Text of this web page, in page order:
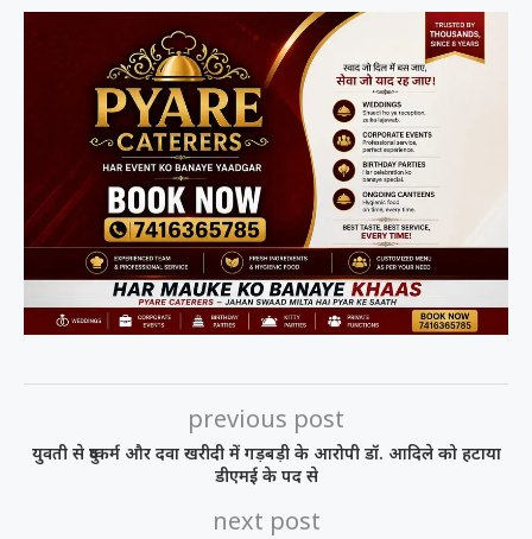
previous post
युवती से दुष्कर्म और दवा खरीदी में गड़बड़ी के आरोपी डॉ. आदिले को हटाया
डीएमई के पद से
next post